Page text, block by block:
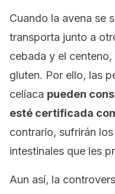
Cuando la avena se
transporta junto a
cebada y el
gluten. Por ello, las
celíaca pueden
esté certificada
contrario, sufrirán
intestinales que les
Aun así, la